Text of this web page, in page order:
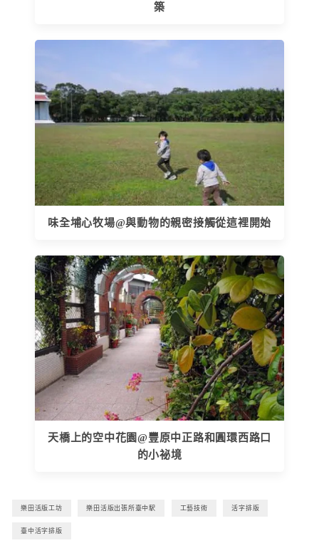
築
味全埔心牧場@與動物的親密接觸從這裡開始
天橋上的空中花園@豐原中正路和圓環西路口
的小祕境
樂田活版工坊 樂田活版出張所臺中駅 工藝技術 活字排版
臺中活字排版